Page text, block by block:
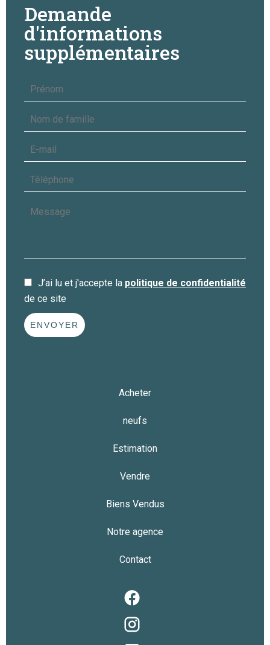
Demande
d'informations
supplémentaires
J’ai lu et j'accepte la politique de confidentialité
de ce site
ENVOYER
Acheter
neufs
Estimation
Vendre
Biens Vendus
Notre agence
Contact